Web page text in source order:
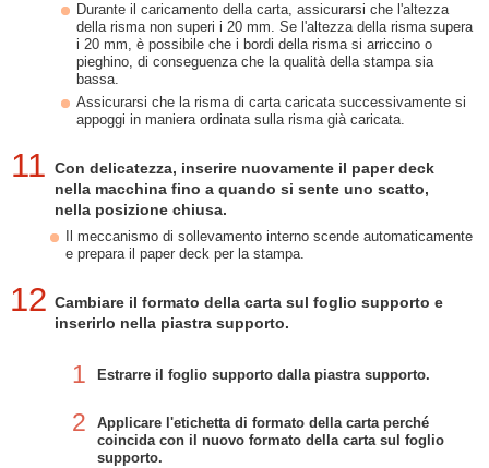
Durante il caricamento della carta, assicurarsi che l'altezza
della risma non superi i 20 mm. Se l'altezza della risma supera
i 20 mm, è possibile che i bordi della risma si arriccino o
pieghino, di conseguenza che la qualità della stampa sia
bassa.
Assicurarsi che la risma di carta caricata successivamente si
appoggi in maniera ordinata sulla risma già caricata.
11 Con delicatezza, inserire nuovamente il paper deck
nella macchina fino a quando si sente uno scatto,
nella posizione chiusa.
Il meccanismo di sollevamento interno scende automaticamente
e prepara il paper deck per la stampa.
12 Cambiare il formato della carta sul foglio supporto e
inserirlo nella piastra supporto.
1 Estrarre il foglio supporto dalla piastra supporto.
2
Applicare l'etichetta di formato della carta perché
coincida con il nuovo formato della carta sul foglio
supporto.